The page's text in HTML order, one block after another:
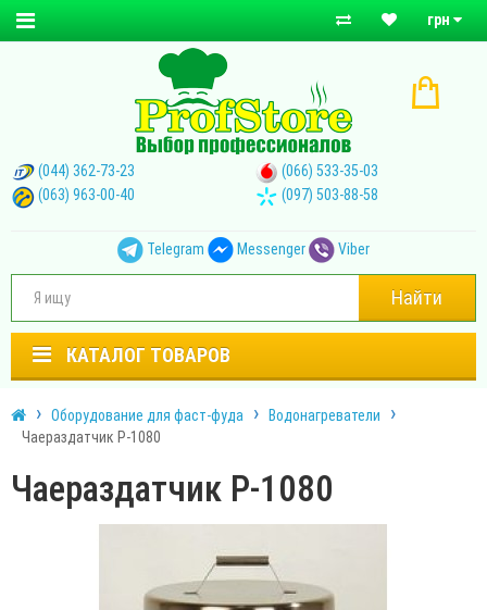
грн
(044) 362-73-23
(066) 533-35-03
(063) 963-00-40
(097) 503-88-58
Telegram Messenger Viber
Найти
КАТАЛОГ ТОВАРОВ
Оборудование для фаст-фуда
Водонагреватели
Чаераздатчик P-1080
Чаераздатчик P-1080